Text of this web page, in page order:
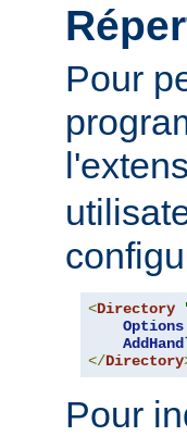
Pour
<Directory
Options
</Directory
Pour